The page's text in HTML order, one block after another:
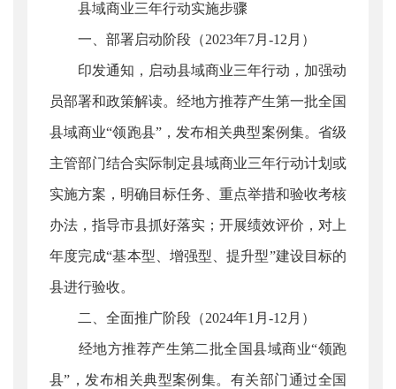
县域商业三年行动实施步骤
一、部署启动阶段（2023年7月-12月）
印发通知，启动县域商业三年行动，加强动
员部署和政策解读。经地方推荐产生第一批全国
县域商业“领跑县”，发布相关典型案例集。省级
主管部门结合实际制定县域商业三年行动计划或
实施方案，明确目标任务、重点举措和验收考核
办法，指导市县抓好落实；开展绩效评价，对上
年度完成“基本型、增强型、提升型”建设目标的
县进行验收。
二、全面推广阶段（2024年1月-12月）
经地方推荐产生第二批全国县域商业“领跑
县”，发布相关典型案例集。有关部门通过全国